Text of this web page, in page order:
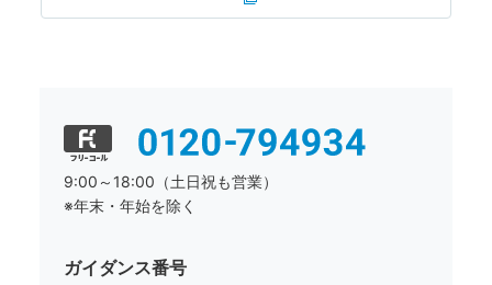
9:00～18:00（土日祝も営業）
※年末・年始を除く
ガイダンス番号